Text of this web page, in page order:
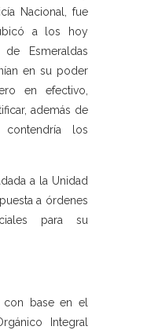
Nacional, fue
a los hoy
Esmeraldas
en su poder
en efectivo,
además de
los
a la Unidad
a órdenes
para su
con base en el
Integral